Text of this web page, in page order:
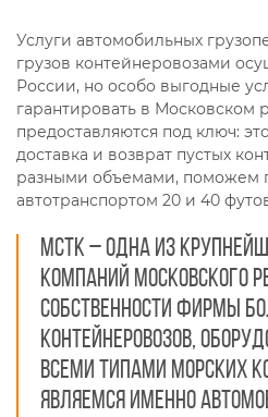
Услуги автомобильных
грузов контейнеровозами
России, но особо выгодные
гарантировать в Московском
предоставляются под ключ:
доставка и возврат пустых
разными объемами, поможем
автотранспортом 20 и 40
МСТК – одна из
компаний московского
собственности фирмы
контейнеровозов,
всеми типами морских
являемся именно